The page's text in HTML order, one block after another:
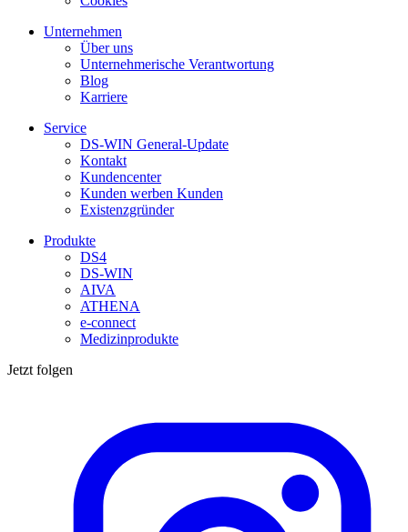
Unternehmen
Über uns
Unternehmerische Verantwortung
Blog
Karriere
Service
DS-WIN General-Update
Kontakt
Kundencenter
Kunden werben Kunden
Existenzgründer
Produkte
DS4
DS-WIN
AIVA
ATHENA
e-connect
Medizinprodukte
Jetzt folgen